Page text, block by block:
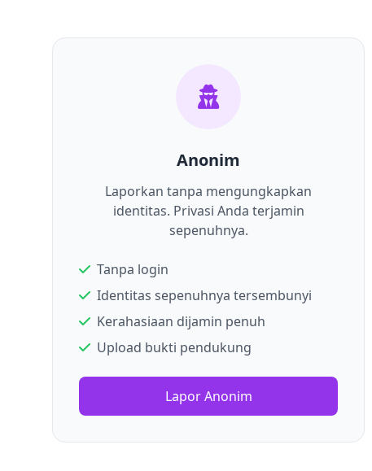
Anonim
Laporkan tanpa mengungkapkan
identitas. Privasi Anda terjamin
sepenuhnya.
Tanpa login
Identitas sepenuhnya tersembunyi
Kerahasiaan dijamin penuh
Upload bukti pendukung
Lapor Anonim